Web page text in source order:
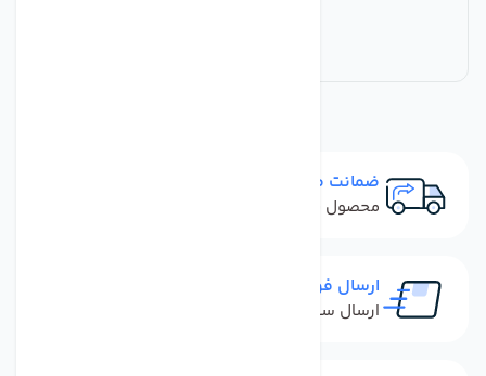
ضمانت مرجوعی
محصول نباید آسیب دیده باشد
ارسال فوری
ارسال سفارش در کمترین زمان ممکن